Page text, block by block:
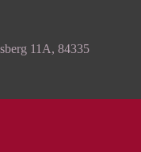
11A, 84335